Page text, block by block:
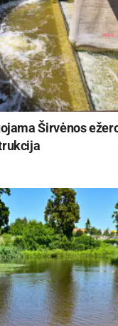
Širvėnos